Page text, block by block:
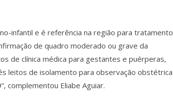
infantil e é referência na região para tratamento
de quadro moderado ou grave da
de clínica médica para gestantes e puérperas,
leitos de isolamento para observação obstétrica
complementou Eliabe Aguiar.